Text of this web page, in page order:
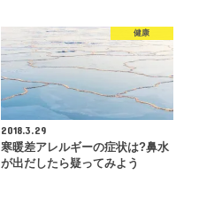
健康
2018.3.29
寒暖差アレルギーの症状は?鼻水
が出だしたら疑ってみよう